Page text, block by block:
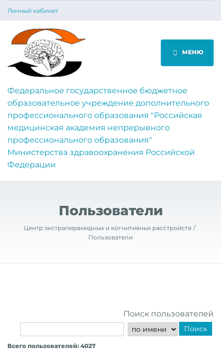
Личный кабинет
МЕНЮ
Федеральное государственное бюджетное
образовательное учреждение дополнительного
профессионального образования "Российская
медицинская академия непрерывного
профессионального образования"
Министерства здравоохранения Российской
Федерации
Пользователи
Центр экстрапирамидных и когнитивных расстройств
Пользователи
Поиск пользователей
Поиск
Всего пользователей: 4027